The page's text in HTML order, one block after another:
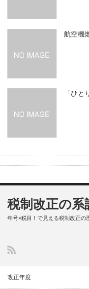
航空機
「ひ
税制改正の系
年号×税目！で見える税制改正の
改正年度